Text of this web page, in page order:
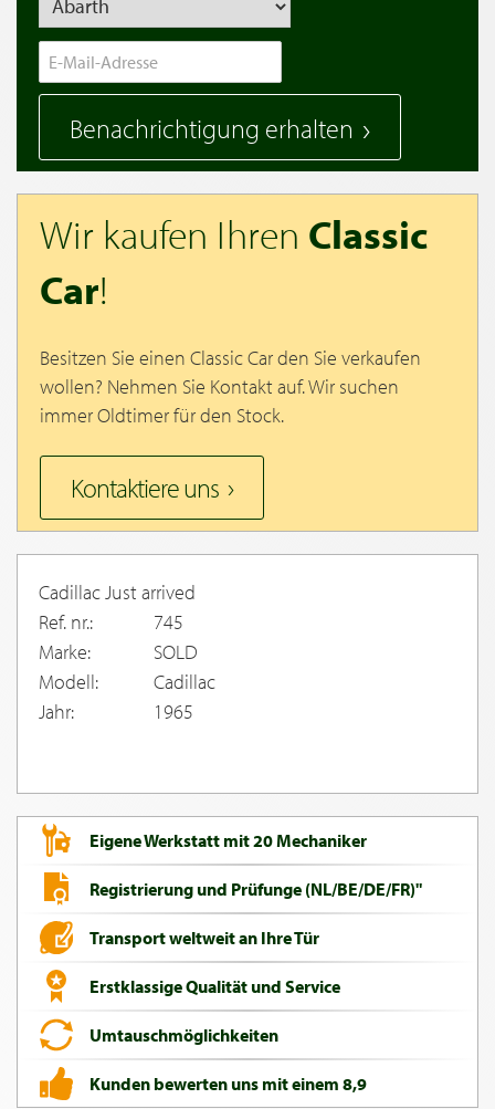
Benachrichtigung erhalten
Wir kaufen Ihren Classic
Car!
Besitzen Sie einen Classic Car den Sie verkaufen
wollen? Nehmen Sie Kontakt auf. Wir suchen
immer Oldtimer für den Stock.
Kontaktiere uns
Cadillac Just arrived
Ref. nr.:
745
Marke:
SOLD
Modell:
Cadillac
Jahr:
1965
Eigene Werkstatt mit 20 Mechaniker
Registrierung und Prüfunge (NL/BE/DE/FR)"
Transport weltweit an Ihre Tür
Erstklassige Qualität und Service
Umtauschmöglichkeiten
Kunden bewerten uns mit einem 8,9